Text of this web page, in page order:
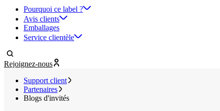
Pourquoi ce label ?
Avis clients
Emballages
Service clientèle
Rejoignez-nous
Support client
Partenaires
Blogs d'invités